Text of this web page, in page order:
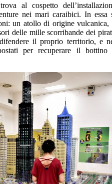
al cospetto
nei mari caraibici. In essa
un atollo di origine vulcanica,
delle mille scorribande dei
il proprio territorio, e
per recuperare il bottino